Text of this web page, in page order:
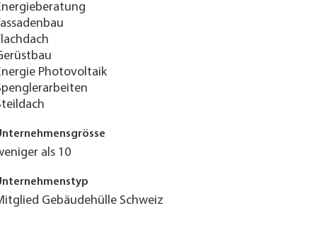
Photovoltaik
als 10
Gebäudehülle Schweiz